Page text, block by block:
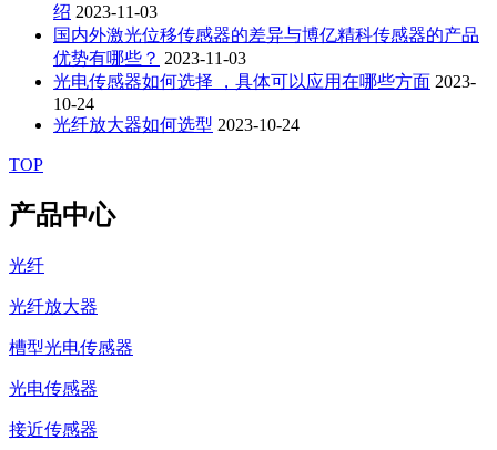
绍 2023-11-03
国内外激光位移传感器的差异与博亿精科传感器的产品
优势有哪些？ 2023-11-03
光电传感器如何选择 ，具体可以应用在哪些方面 2023-
10-24
光纤放大器如何选型 2023-10-24
TOP
产品中心
光纤
光纤放大器
槽型光电传感器
光电传感器
接近传感器